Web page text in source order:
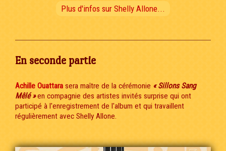
Plus d'infos sur Shelly Allone...
En seconde partie
Achille Ouattara sera maître de la cérémonie « Sillons Sang
Mêlé »en compagnie des artistes invités surprise qui ont
participé à l'enregistrement de l'album et qui travaillent
régulièrement avec Shelly Allone.